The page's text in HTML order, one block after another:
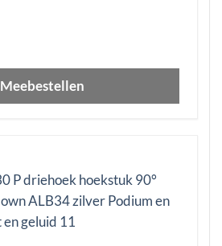
Meebestellen